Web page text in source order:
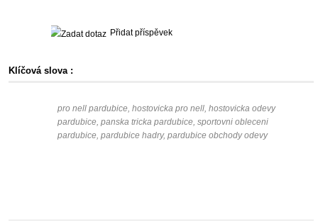
Přidat příspěvek
Klíčová slova :
pro nell pardubice, hostovicka pro nell, hostovicka odevy
pardubice, panska tricka pardubice, sportovni obleceni
pardubice, pardubice hadry, pardubice obchody odevy